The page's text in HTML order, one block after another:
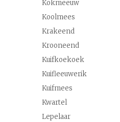
Kokmeeuw
Koolmees
Krakeend
Krooneend
Kuifkoekoek
Kuifleeuwerik
Kuifmees
Kwartel
Lepelaar